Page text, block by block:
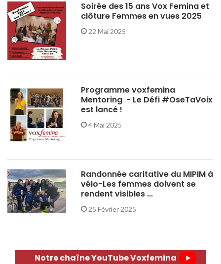
Soirée des 15 ans Vox Femina et
clôture Femmes en vues 2025
22 Mai 2025
Programme voxfemina
Mentoring - Le Défi #OseTaVoix
est lancé !
4 Mai 2025
Randonnée caritative du MIPIM à
vélo-Les femmes doivent se
rendent visibles ...
25 Février 2025
Notre chaîne YouTube Voxfemina